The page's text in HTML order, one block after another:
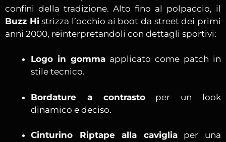
confini della tradizione. Alto fino al polpaccio, il
Buzz Histrizza l’occhio ai boot da street dei primi
anni 2000, reinterpretandoli con dettagli sportivi:
Logo in gomma applicato come patch in
stile tecnico.
Bordature a contrastoper un look
dinamico e deciso.
Cinturino Riptape alla cavigliaper una